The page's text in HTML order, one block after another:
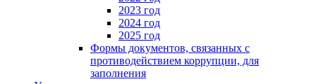
2023 год
2024 год
2025 год
Формы документов, связанных с
противодействием коррупции, для
заполнения